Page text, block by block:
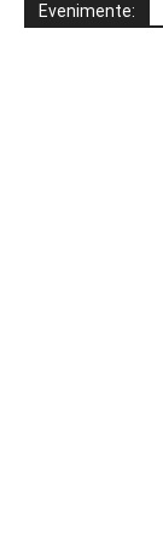
Evenimente: